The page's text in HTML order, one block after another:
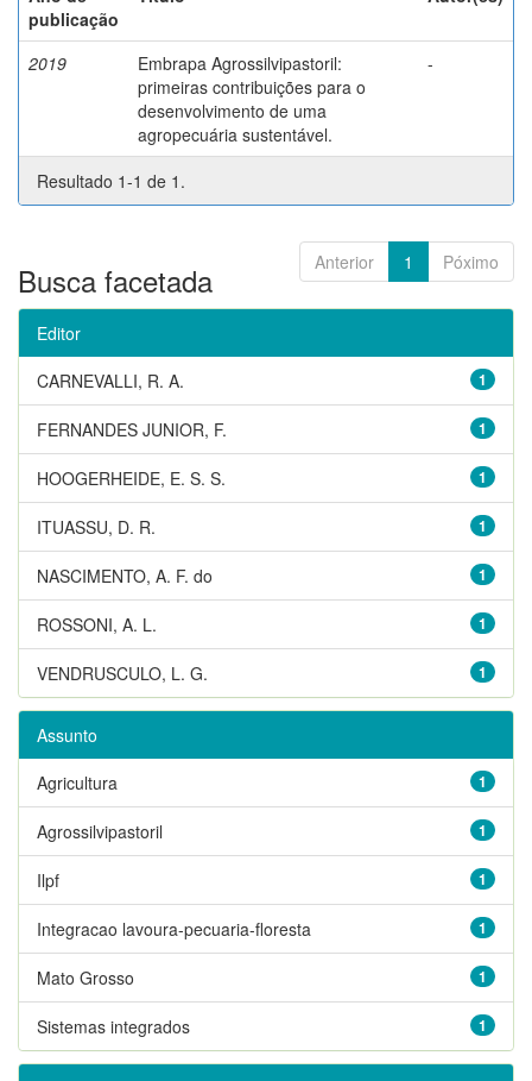
publicação
2019
Embrapa Agrossilvipastoril:
primeiras contribuições para o
desenvolvimento de uma
agropecuária sustentável.
-
Resultado 1-1 de 1.
Anterior 1 Póximo
Busca facetada
Editor
1
CARNEVALLI, R. A.
1
FERNANDES JUNIOR, F.
1
HOOGERHEIDE, E. S. S.
1
ITUASSU, D. R.
1
NASCIMENTO, A. F. do
1
ROSSONI, A. L.
1
VENDRUSCULO, L. G.
Assunto
1
Agricultura
1
Agrossilvipastoril
1
Ilpf
1
Integracao lavoura-pecuaria-floresta
1
Mato Grosso
1
Sistemas integrados